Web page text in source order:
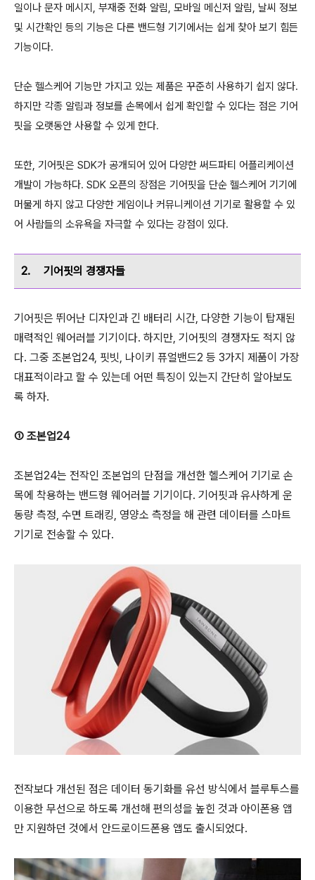
일이나 문자 메시지, 부재중 전화 알림, 모바일 메신저 알림, 날씨 정보
및 시간확인 등의 기능은 다른 밴드형 기기에서는 쉽게 찾아 보기 힘든
기능이다.
단순 헬스케어 기능만 가지고 있는 제품은 꾸준히 사용하기 쉽지 않다.
하지만 각종 알림과 정보를 손목에서 쉽게 확인할 수 있다는 점은 기어
핏을 오랫동안 사용할 수 있게 한다.
또한, 기어핏은 SDK가 공개되어 있어 다양한 써드파티 어플리케이션
개발이 가능하다. SDK 오픈의 장점은 기어핏을 단순 헬스케어 기기에
머물게 하지 않고 다양한 게임이나 커뮤니케이션 기기로 활용할 수 있
어 사람들의 소유욕을 자극할 수 있다는 강점이 있다.
2. 기어핏의 경쟁자들
기어핏은 뛰어난 디자인과 긴 배터리 시간, 다양한 기능이 탑재된
매력적인 웨어러블 기기이다. 하지만, 기어핏의 경쟁자도 적지 않
다. 그중 조본업24, 핏빗, 나이키 퓨얼밴드2 등 3가지 제품이 가장
대표적이라고 할 수 있는데 어떤 특징이 있는지 간단히 알아보도
록 하자.
① 조본업24
조본업24는 전작인 조본업의 단점을 개선한 헬스케어 기기로 손
목에 착용하는 밴드형 웨어러블 기기이다. 기어핏과 유사하게 운
동량 측정, 수면 트래킹, 영양소 측정을 해 관련 데이터를 스마트
기기로 전송할 수 있다.
전작보다 개선된 점은 데이터 동기화를 유선 방식에서 블루투스를
이용한 무선으로 하도록 개선해 편의성을 높힌 것과 아이폰용 앱
만 지원하던 것에서 안드로이드폰용 앱도 출시되었다.